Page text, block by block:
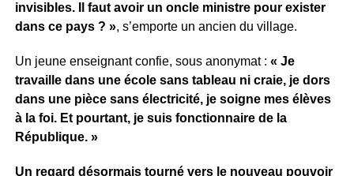
invisibles. Il faut avoir un oncle ministre pour exister
dans ce pays ? », s’emporte un ancien du village.
Un jeune enseignant confie, sous anonymat : « Je
travaille dans une école sans tableau ni craie, je dors
dans une pièce sans électricité, je soigne mes élèves
à la foi. Et pourtant, je suis fonctionnaire de la
République. »
Un regard désormais tourné vers le nouveau pouvoir